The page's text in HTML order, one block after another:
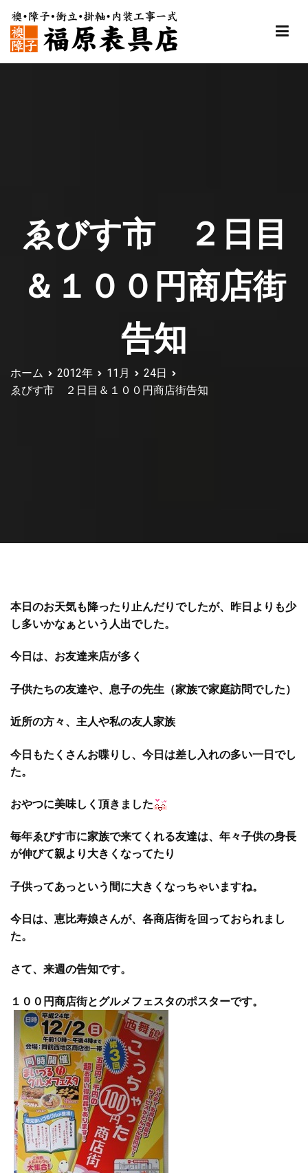
福原表具店
ゑびす市 ２日目
＆１００円商店街
告知
ホーム 2012年 11月
24日
ゑびす市 ２日目＆１００円商店街告知
本日のお天気も降ったり止んだりでしたが、昨日よりも少
し多いかなぁという人出でした。
今日は、お友達来店が多く
子供たちの友達や、息子の先生（家族で家庭訪問でした）
近所の方々、主人や私の友人家族
今日もたくさんお喋りし、今日は差し入れの多い一日でし
た。
おやつに美味しく頂きました
毎年ゑびす市に家族で来てくれる友達は、年々子供の身長
が伸びて親より大きくなってたり
子供ってあっという間に大きくなっちゃいますね。
今日は、恵比寿娘さんが、各商店街を回っておられまし
た。
さて、来週の告知です。
１００円商店街とグルメフェスタのポスターです。